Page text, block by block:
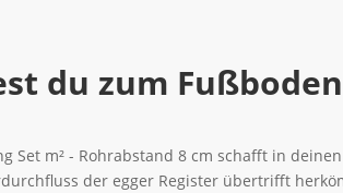
du zum
Set m² - Rohrabstand 8 cm schafft in
der egger Register übertrifft